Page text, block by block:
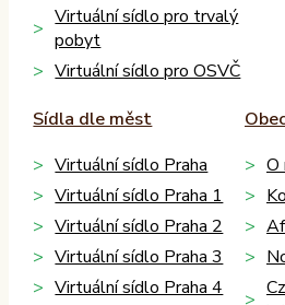
Virtuální sídlo pro trvalý
pobyt
Virtuální sídlo pro OSVČ
Sídla dle měst
Virtuální sídlo Praha
Virtuální sídlo Praha 1
Virtuální sídlo Praha 2
Virtuální sídlo Praha 3
Virtuální sídlo Praha 4
O